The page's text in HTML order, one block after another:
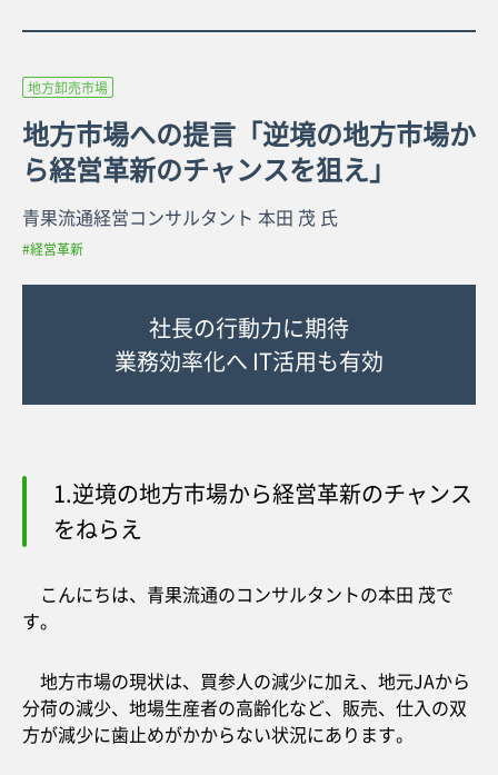
地方卸売市場
地方市場への提言「逆境の地方市場か
ら経営革新のチャンスを狙え」
青果流通経営コンサルタント 本田 茂 氏
#経営革新
社長の行動力に期待
業務効率化へ IT活用も有効
1.逆境の地方市場から経営革新のチャンス
をねらえ
こんにちは、青果流通のコンサルタントの本田 茂で
す。
地方市場の現状は、買参人の減少に加え、地元JAから
分荷の減少、地場生産者の高齢化など、販売、仕入の双
方が減少に歯止めがかからない状況にあります。